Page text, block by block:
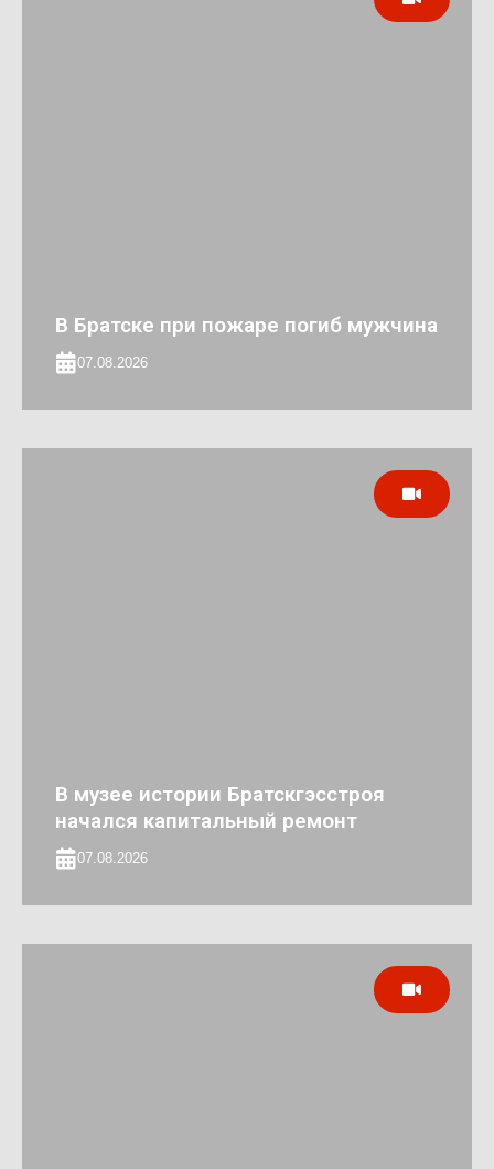
В Братске при пожаре погиб мужчина
07.08.2026
В музее истории Братскгэсстроя
начался капитальный ремонт
07.08.2026